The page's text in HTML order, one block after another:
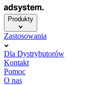
Produkty
Zastosowania
Dla Dystrybutorów
Kontakt
Pomoc
O nas